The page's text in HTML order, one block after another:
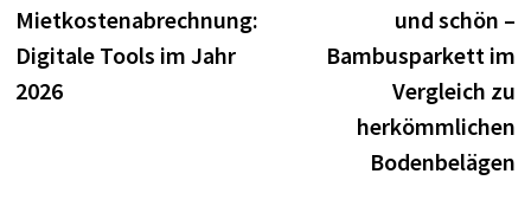
Mietkostenabrechnung:
Digitale Tools im Jahr
2026
und schön –
Bambusparkett im
Vergleich zu
herkömmlichen
Bodenbelägen